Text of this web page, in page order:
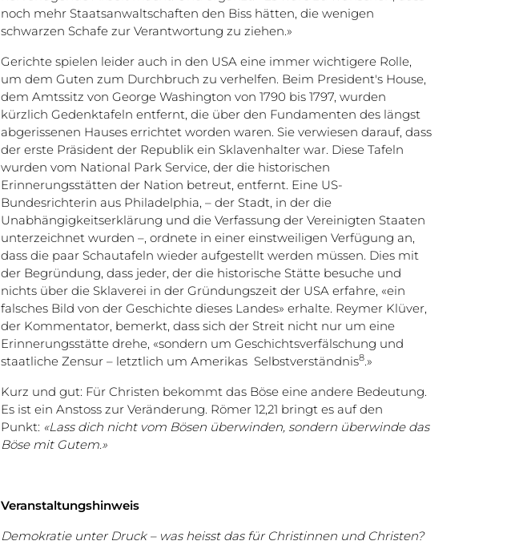
noch mehr Staatsanwaltschaften den Biss hätten, die wenigen
schwarzen Schafe zur Verantwortung zu ziehen.»
Gerichte spielen leider auch in den USA eine immer wichtigere Rolle,
um dem Guten zum Durchbruch zu verhelfen. Beim President's House,
dem Amtssitz von George Washington von 1790 bis 1797, wurden
kürzlich Gedenktafeln entfernt, die über den Fundamenten des längst
abgerissenen Hauses errichtet worden waren. Sie verwiesen darauf, dass
der erste Präsident der Republik ein Sklavenhalter war. Diese Tafeln
wurden vom National Park Service, der die historischen
Erinnerungsstätten der Nation betreut, entfernt. Eine US-
Bundesrichterin aus Philadelphia, – der Stadt, in der die
Unabhängigkeitserklärung und die Verfassung der Vereinigten Staaten
unterzeichnet wurden –, ordnete in einer einstweiligen Verfügung an,
dass die paar Schautafeln wieder aufgestellt werden müssen. Dies mit
der Begründung, dass jeder, der die historische Stätte besuche und
nichts über die Sklaverei in der Gründungszeit der USA erfahre, «ein
falsches Bild von der Geschichte dieses Landes» erhalte. Reymer Klüver,
der Kommentator, bemerkt, dass sich der Streit nicht nur um eine
Erinnerungsstätte drehe, «sondern um Geschichtsverfälschung und
staatliche Zensur – letztlich um Amerikas Selbstverständnis8.»
Kurz und gut: Für Christen bekommt das Böse eine andere Bedeutung.
Es ist ein Anstoss zur Veränderung. Römer 12,21 bringt es auf den
Punkt: «Lass dich nicht vom Bösen überwinden, sondern überwinde das
Böse mit Gutem.»
Veranstaltungshinweis
Demokratie unter Druck – was heisst das für Christinnen und Christen?